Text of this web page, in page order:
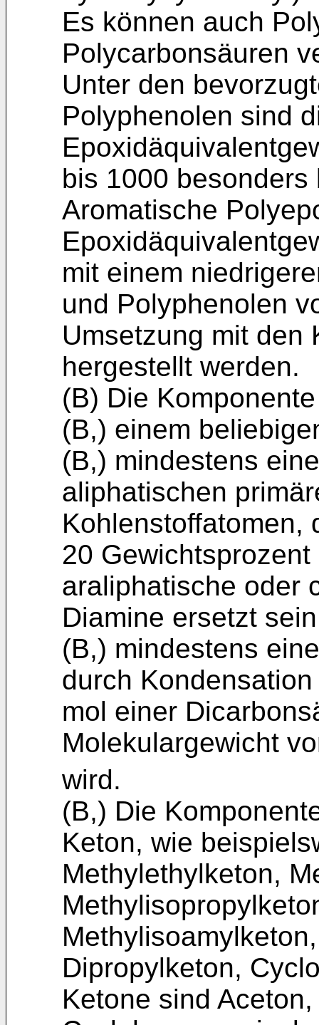
Es können auch
Polycarbonsäuren
Unter den
Polyphenolen sind
bis 1000 besonders
Aromatische
mit einem
und Polyphenolen
Umsetzung mit den
hergestellt werden.
(B) Die
(B,) einem
(B,) mindestens
aliphatischen
Kohlenstoffatomen,
20
araliphatische oder
Diamine ersetzt
(B,) mindestens
durch
mol einer
Molekulargewicht
wird.
(B,) Die
Keton, wie
Methylethylketon,
Dipropylketon,
Ketone sind